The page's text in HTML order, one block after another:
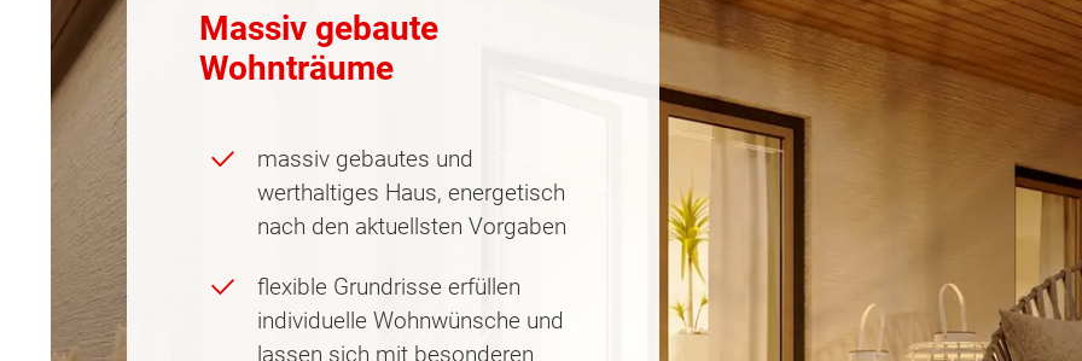
Massiv gebaute
Wohnträume
massiv gebautes und
werthaltiges Haus, energetisch
nach den aktuellsten Vorgaben
flexible Grundrisse erfüllen
individuelle Wohnwünsche und
lassen sich mit besonderen